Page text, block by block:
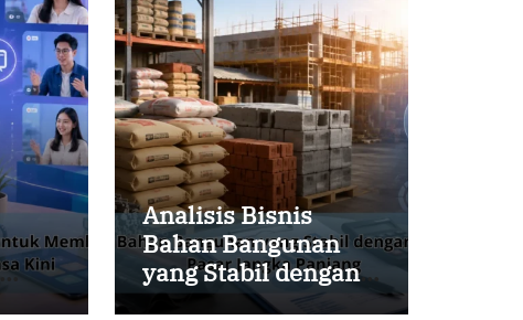
Analisis Bisnis
Bahan Bangunan
yang Stabil dengan
Melihat Peluang